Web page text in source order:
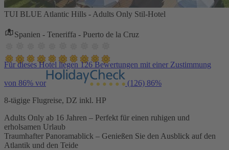
TUI BLUE Atlantic Hills - Adults Only Stil-Hotel
Spanien - Teneriffa - Puerto de la Cruz
Für dieses Hotel liegen 126 Bewertungen mit einer Zustimmung
von 86% vor (126) 86%
8-tägige Flugreise, DZ inkl. HP
Adults Only ab 16 Jahren – Perfekt für einen ruhigen und
erholsamen Urlaub
Traumhafter Panoramablick – Genießen Sie den Ausblick auf den
Atlantik und den Teide